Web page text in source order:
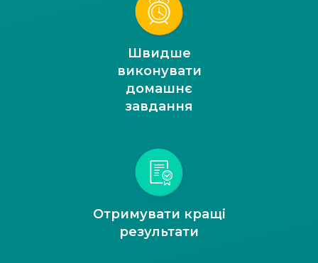
Швидше
виконувати
домашнє
завдання
Отримувати кращі
результати